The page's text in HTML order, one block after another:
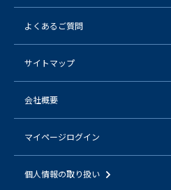
よくあるご質問
サイトマップ
会社概要
マイページログイン
個人情報の取り扱い